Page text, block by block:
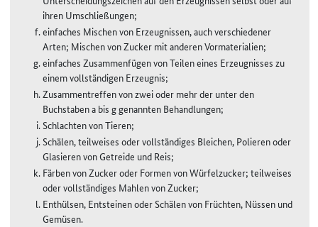
ihren Umschließungen;
einfaches Mischen von Erzeugnissen, auch verschiedener
Arten; Mischen von Zucker mit anderen Vormaterialien;
einfaches Zusammenfügen von Teilen eines Erzeugnisses zu
einem vollständigen Erzeugnis;
Zusammentreffen von zwei oder mehr der unter den
Buchstaben a bis g genannten Behandlungen;
Schlachten von Tieren;
Schälen, teilweises oder vollständiges Bleichen, Polieren oder
Glasieren von Getreide und Reis;
Färben von Zucker oder Formen von Würfelzucker; teilweises
oder vollständiges Mahlen von Zucker;
Enthülsen, Entsteinen oder Schälen von Früchten, Nüssen und
Gemüsen.